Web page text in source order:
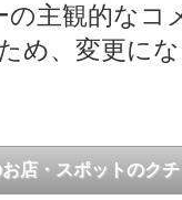
主観的なコ
め、変更に
お店・スポットのク